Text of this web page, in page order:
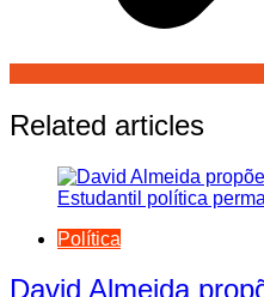
Related articles
Política
David Almeida